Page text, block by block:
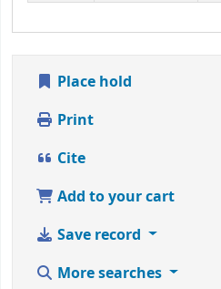
Place hold
Print
Cite
Add to your cart
Save record
More searches